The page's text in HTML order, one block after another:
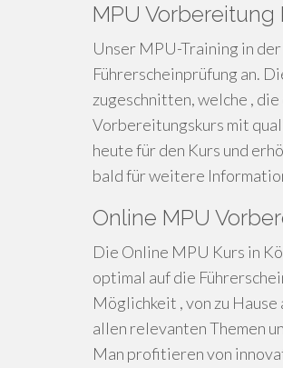
MPU Vorbereitung
Unser MPU-Training in
Führerscheinprüfung an.
zugeschnitten, welche ,
Vorbereitungskurs mit
heute für den Kurs und
bald für weitere
Online MPU
Die Online MPU Kurs in
optimal auf die
Möglichkeit , von zu
allen relevanten Themen
Man profitieren von